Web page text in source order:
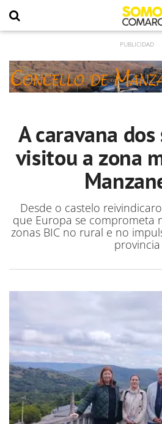
A caravana
visitou a zona
Desde o castelo
que Europa se comprometa
zonas BIC no rural e no
provincia